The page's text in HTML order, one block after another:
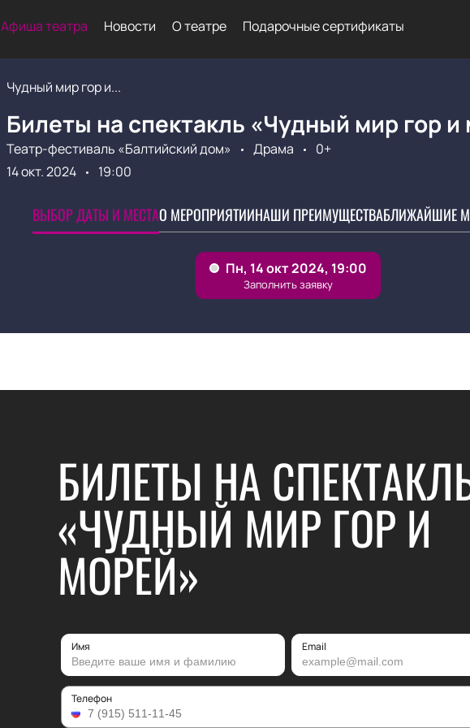
Афиша театра Новости О театре Подарочные сертификаты
Чудный мир гор и...
Билеты на спектакль «Чудный мир гор и
Театр-фестиваль «Балтийский дом» Драма
0+
14 окт. 2024
19:00
ВЫБОР ДАТЫ И МЕСТАО МЕРОПРИЯТИИНАШИ ПРЕИМУЩЕСТВАБЛИЖАЙШИЕ
БИЛЕТЫ НА
«ЧУДНЫЙ МИР ГОР И
МОРЕЙ»
Имя Email
Телефон